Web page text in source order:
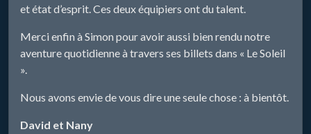
et état d’esprit. Ces deux équipiers ont du talent.
Merci enfin à Simon pour avoir aussi bien rendu notre
aventure quotidienne à travers ses billets dans « Le Soleil
».
Nous avons envie de vous dire une seule chose : à bientôt.
David et Nany